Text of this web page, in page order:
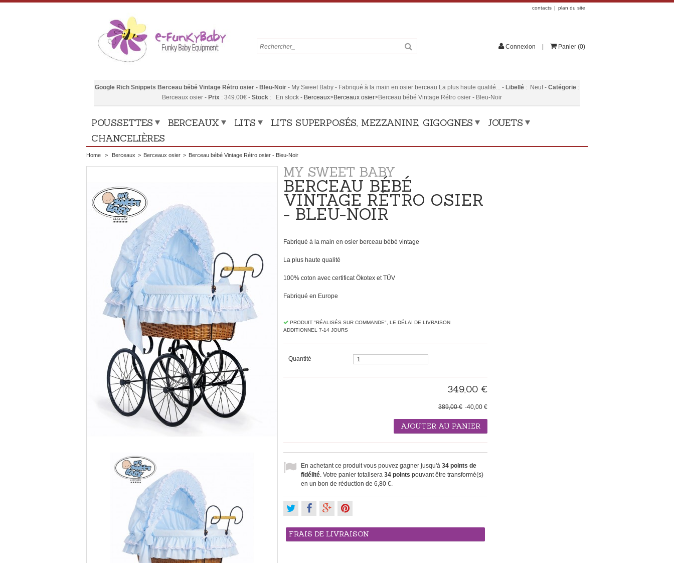
contacts plan du site
Google Rich Snippets Berceau bébé Vintage Rétro osier - Bleu-Noir - My Sweet Baby - Fabriqué à la main en osier berceau La plus haute qualité... - Libellé : Neuf- Catégorie :
Berceaux osier - Prix : 349.00€ - Stock : En stock - Berceaux>Berceaux osier>Berceau bébé Vintage Rétro osier - Bleu-Noir
POUSSETTES BERCEAUX LITS LITS SUPERPOSÉS, MEZZANINE, GIGOGNES
JOUETS
CHANCELIÈRES
Connexion Panier (0)
Home > Berceaux > Berceaux osier > Berceau bébé Vintage Rétro osier - Bleu-Noir
MY SWEET BABY
BERCEAU BÉBÉ
VINTAGE RÉTRO OSIER
- BLEU-NOIR
Fabriqué à la main en osier berceau bébé vintage
La plus haute qualité
100% coton avec certificat Ökotex et TÜV
Fabriqué en Europe
PRODUIT "RÉALISÉS SUR ​​COMMANDE", LE DÉLAI DE LIVRAISON
ADDITIONNEL 7-14 JOURS
Quantité
349,00 €
-40,00 €
389,00 €
AJOUTER AU PANIER
En achetant ce produit vous pouvez gagner jusqu'à 34 points de
fidélité. Votre panier totalisera 34 points pouvant être transformé(s)
en un bon de réduction de 6,80 €.
FRAIS DE LIVRAISON